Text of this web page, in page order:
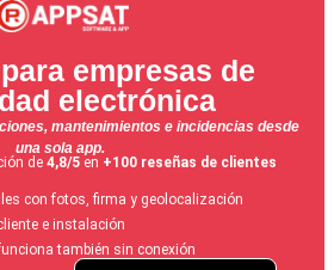
empresas de
electrónica
mantenimientos e incidencias desde
una sola app.
de4,8/5 en +100 reseñas de clientes
con fotos, firma y geolocalización
e instalación
también sin conexión